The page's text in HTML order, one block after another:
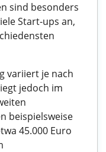
sind besonders
Start-ups an,
variiert je nach
jedoch im
beispielsweise
45.000 Euro